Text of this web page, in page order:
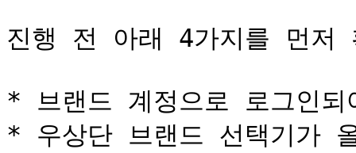
진행 전 아래 4가지를 먼저
* 브랜드 계정으로 로그인
* 우상단 브랜드 선택기가